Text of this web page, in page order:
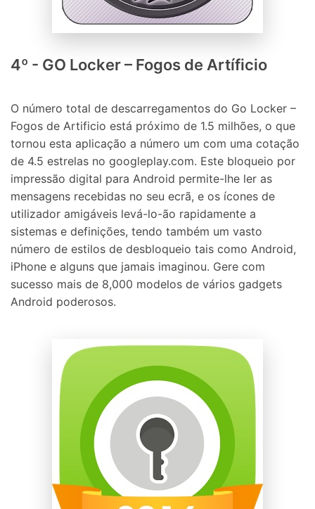
50M+ usuários, 17+ anos
Tecnologia de IA, sem complicação
Abrir APP Teste Online
4º - GO Locker – Fogos de Artíficio
O número total de descarregamentos do Go Locker –
Fogos de Artificio está próximo de 1.5 milhões, o que
tornou esta aplicação a número um com uma cotação
de 4.5 estrelas no googleplay.com. Este bloqueio por
impressão digital para Android permite-lhe ler as
mensagens recebidas no seu ecrã, e os ícones de
utilizador amigáveis levá-lo-ão rapidamente a
sistemas e definições, tendo também um vasto
número de estilos de desbloqueio tais como Android,
iPhone e alguns que jamais imaginou. Gere com
sucesso mais de 8,000 modelos de vários gadgets
Android poderosos.